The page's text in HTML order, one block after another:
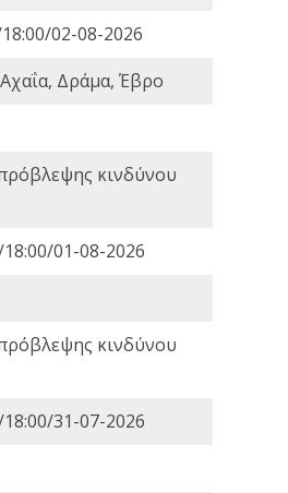
02-08-2026
Δράμα, Έβρο
κινδύνου
01-08-2026
κινδύνου
31-07-2026